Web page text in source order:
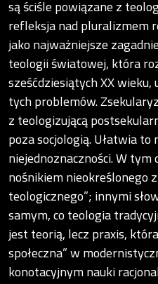
są ściśle powiązane z
refleksja nad pluralizmem
jako najważniejsze
teologii światowej, która
sześćdziesiątych XX
tych problemów.
z teologizującą
poza socjologią. Ułatwia
niejednoznaczności. W
nośnikiem nieokreślonego
teologicznego”; innymi
samym, co teologia
jest teorią, lecz praxis,
społeczna” w
konotacyjnym nauki